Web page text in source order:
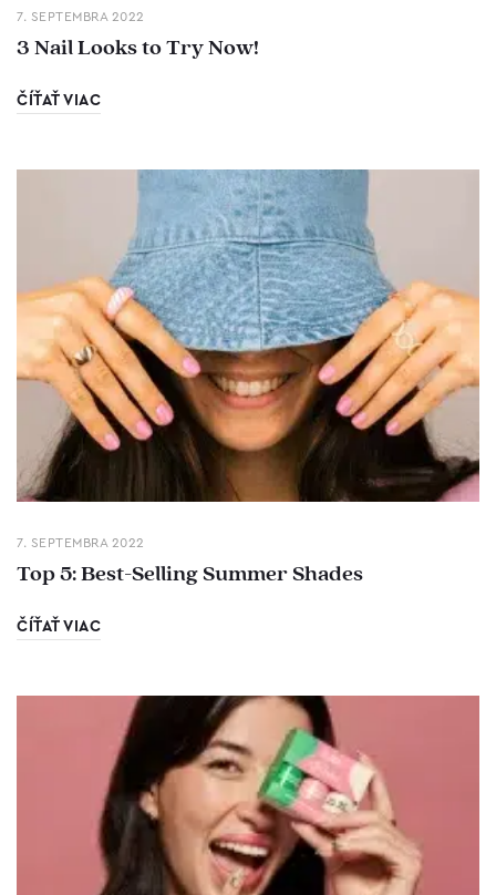
7. SEPTEMBRA 2022
3 Nail Looks to Try Now!
ČÍŤAŤ VIAC
7. SEPTEMBRA 2022
Top 5: Best-Selling Summer Shades
ČÍŤAŤ VIAC